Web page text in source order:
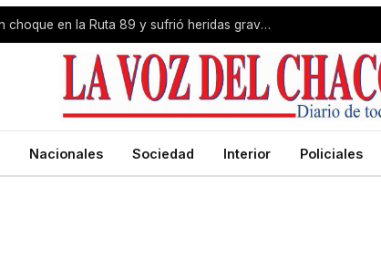
Livio Gutiérrez protagonizó un choque en la Ruta 89 y sufrió heridas graves
Nacionales Sociedad Interior Policiales